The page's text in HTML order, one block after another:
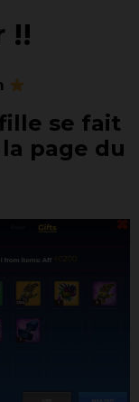
!!
fille se fait
page du